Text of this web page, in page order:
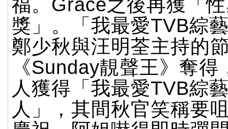
福。Grace之後再獲「
獎」。「我最愛TVB綜
鄭少秋與汪明荃主持的
《Sunday靚聲王》奪得
人獲得「我最愛TVB綜
人」，其間秋官笑稱要